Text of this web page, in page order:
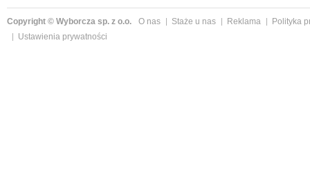
Copyright © Wyborcza sp. z o.o. O nas Staże u nas Reklama
Polityka
Ustawienia prywatności